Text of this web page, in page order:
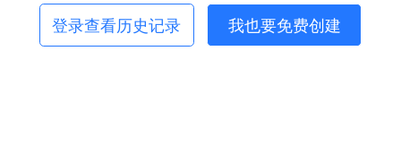
登录查看历史记录 我也要免费创建